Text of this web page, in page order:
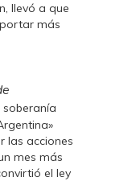
llevó a que
más
las acciones
mes más
el ley